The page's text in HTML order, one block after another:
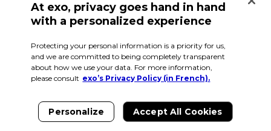
At exo, privacy goes hand in hand
with a personalized experience
Protecting your personal information is a priority for us,
and we are committed to being completely transparent
about how we use your data. For more information,
please consult exo’s Privacy Policy (in French).
Personalize Accept All Cookies